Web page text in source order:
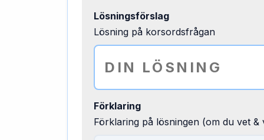
Lösningsförslag
Lösning på korsordsfrågan
Förklaring
Förklaring på lösningen (om du vet &